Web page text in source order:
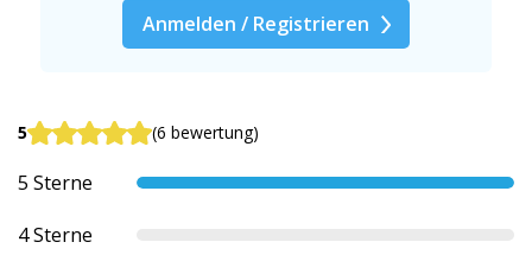
Anmelden / Registrieren
5 (6 bewertung)
5 Sterne
4 Sterne